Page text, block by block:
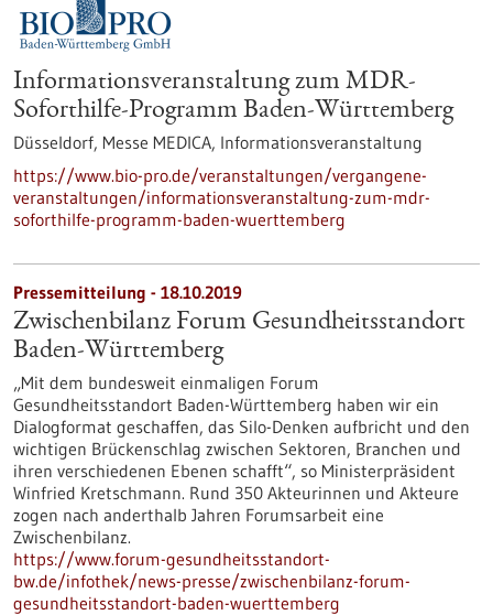
Informationsveranstaltung zum MDR-
Soforthilfe-Programm Baden-Württemberg
Düsseldorf, Messe MEDICA, Informationsveranstaltung
https://www.bio-pro.de/veranstaltungen/vergangene-
veranstaltungen/informationsveranstaltung-zum-mdr-
soforthilfe-programm-baden-wuerttemberg
Pressemitteilung - 18.10.2019
Zwischenbilanz Forum Gesundheitsstandort
Baden-Württemberg
„Mit dem bundesweit einmaligen Forum
Gesundheitsstandort Baden-Württemberg haben wir ein
Dialogformat geschaffen, das Silo-Denken aufbricht und den
wichtigen Brückenschlag zwischen Sektoren, Branchen und
ihren verschiedenen Ebenen schafft“, so Ministerpräsident
Winfried Kretschmann. Rund 350 Akteurinnen und Akteure
zogen nach anderthalb Jahren Forumsarbeit eine
Zwischenbilanz.
https://www.forum-gesundheitsstandort-
bw.de/infothek/news-presse/zwischenbilanz-forum-
gesundheitsstandort-baden-wuerttemberg